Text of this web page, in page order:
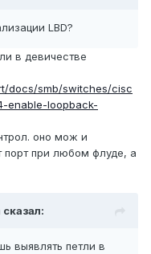
LBD?
в девичестве
docs/smb/switches/cisc
enable-loopback-
оно мож и
порт при любом флуде, а
сказал:
выявлять петли в